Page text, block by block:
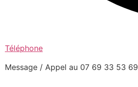
Téléphone
Message / Appel au 07 69 33 53 69